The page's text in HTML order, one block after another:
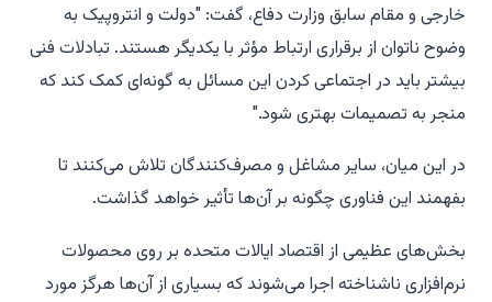
خارجی و مقام سابق وزارت دفاع، گفت: "دولت و انتروپیک به
وضوح ناتوان از برقراری ارتباط مؤثر با یکدیگر هستند. تبادلات فنی
بیشتر باید در اجتماعی کردن این مسائل به گونه‌ای کمک کند که
منجر به تصمیمات بهتری شود."
در این میان، سایر مشاغل و مصرف‌کنندگان تلاش می‌کنند تا
بفهمند این فناوری چگونه بر آن‌ها تأثیر خواهد گذاشت.
بخش‌های عظیمی از اقتصاد ایالات متحده بر روی محصولات
نرم‌افزاری ناشناخته اجرا می‌شوند که بسیاری از آن‌ها هرگز مورد